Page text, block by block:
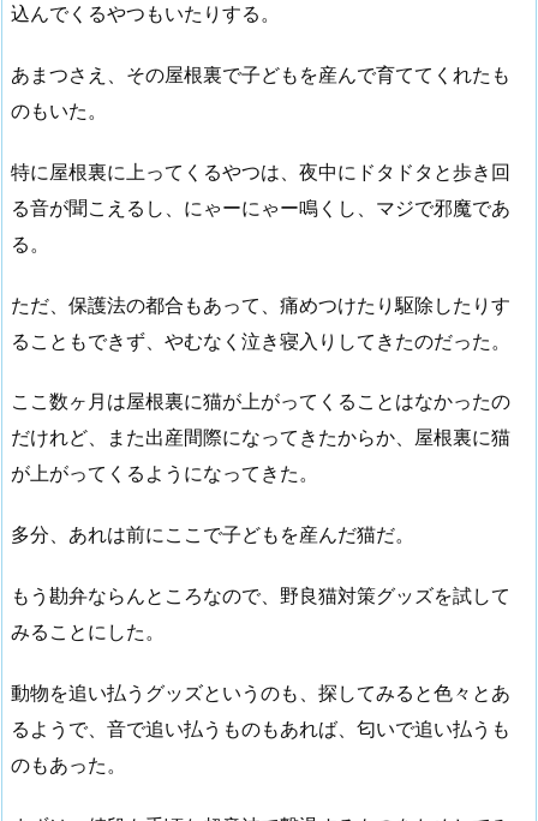
込んでくるやつもいたりする。
あまつさえ、その屋根裏で子どもを産んで育ててくれたも
のもいた。
特に屋根裏に上ってくるやつは、夜中にドタドタと歩き回
る音が聞こえるし、にゃーにゃー鳴くし、マジで邪魔であ
る。
ただ、保護法の都合もあって、痛めつけたり駆除したりす
ることもできず、やむなく泣き寝入りしてきたのだった。
ここ数ヶ月は屋根裏に猫が上がってくることはなかったの
だけれど、また出産間際になってきたからか、屋根裏に猫
が上がってくるようになってきた。
多分、あれは前にここで子どもを産んだ猫だ。
もう勘弁ならんところなので、野良猫対策グッズを試して
みることにした。
動物を追い払うグッズというのも、探してみると色々とあ
るようで、音で追い払うものもあれば、匂いで追い払うも
のもあった。